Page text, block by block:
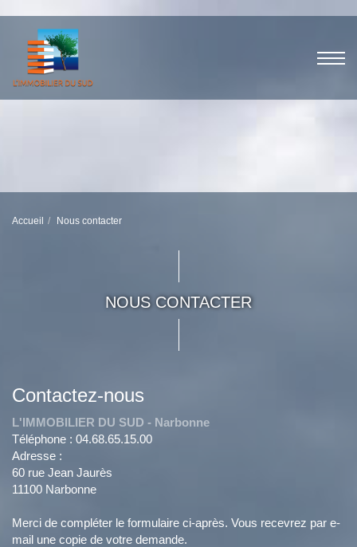
Accueil Nous contacter
NOUS CONTACTER
Contactez-nous
L'IMMOBILIER DU SUD - Narbonne
Téléphone : 04.68.65.15.00
Adresse :
60 rue Jean Jaurès
11100 Narbonne
Merci de compléter le formulaire ci-après. Vous recevrez par e-
mail une copie de votre demande.